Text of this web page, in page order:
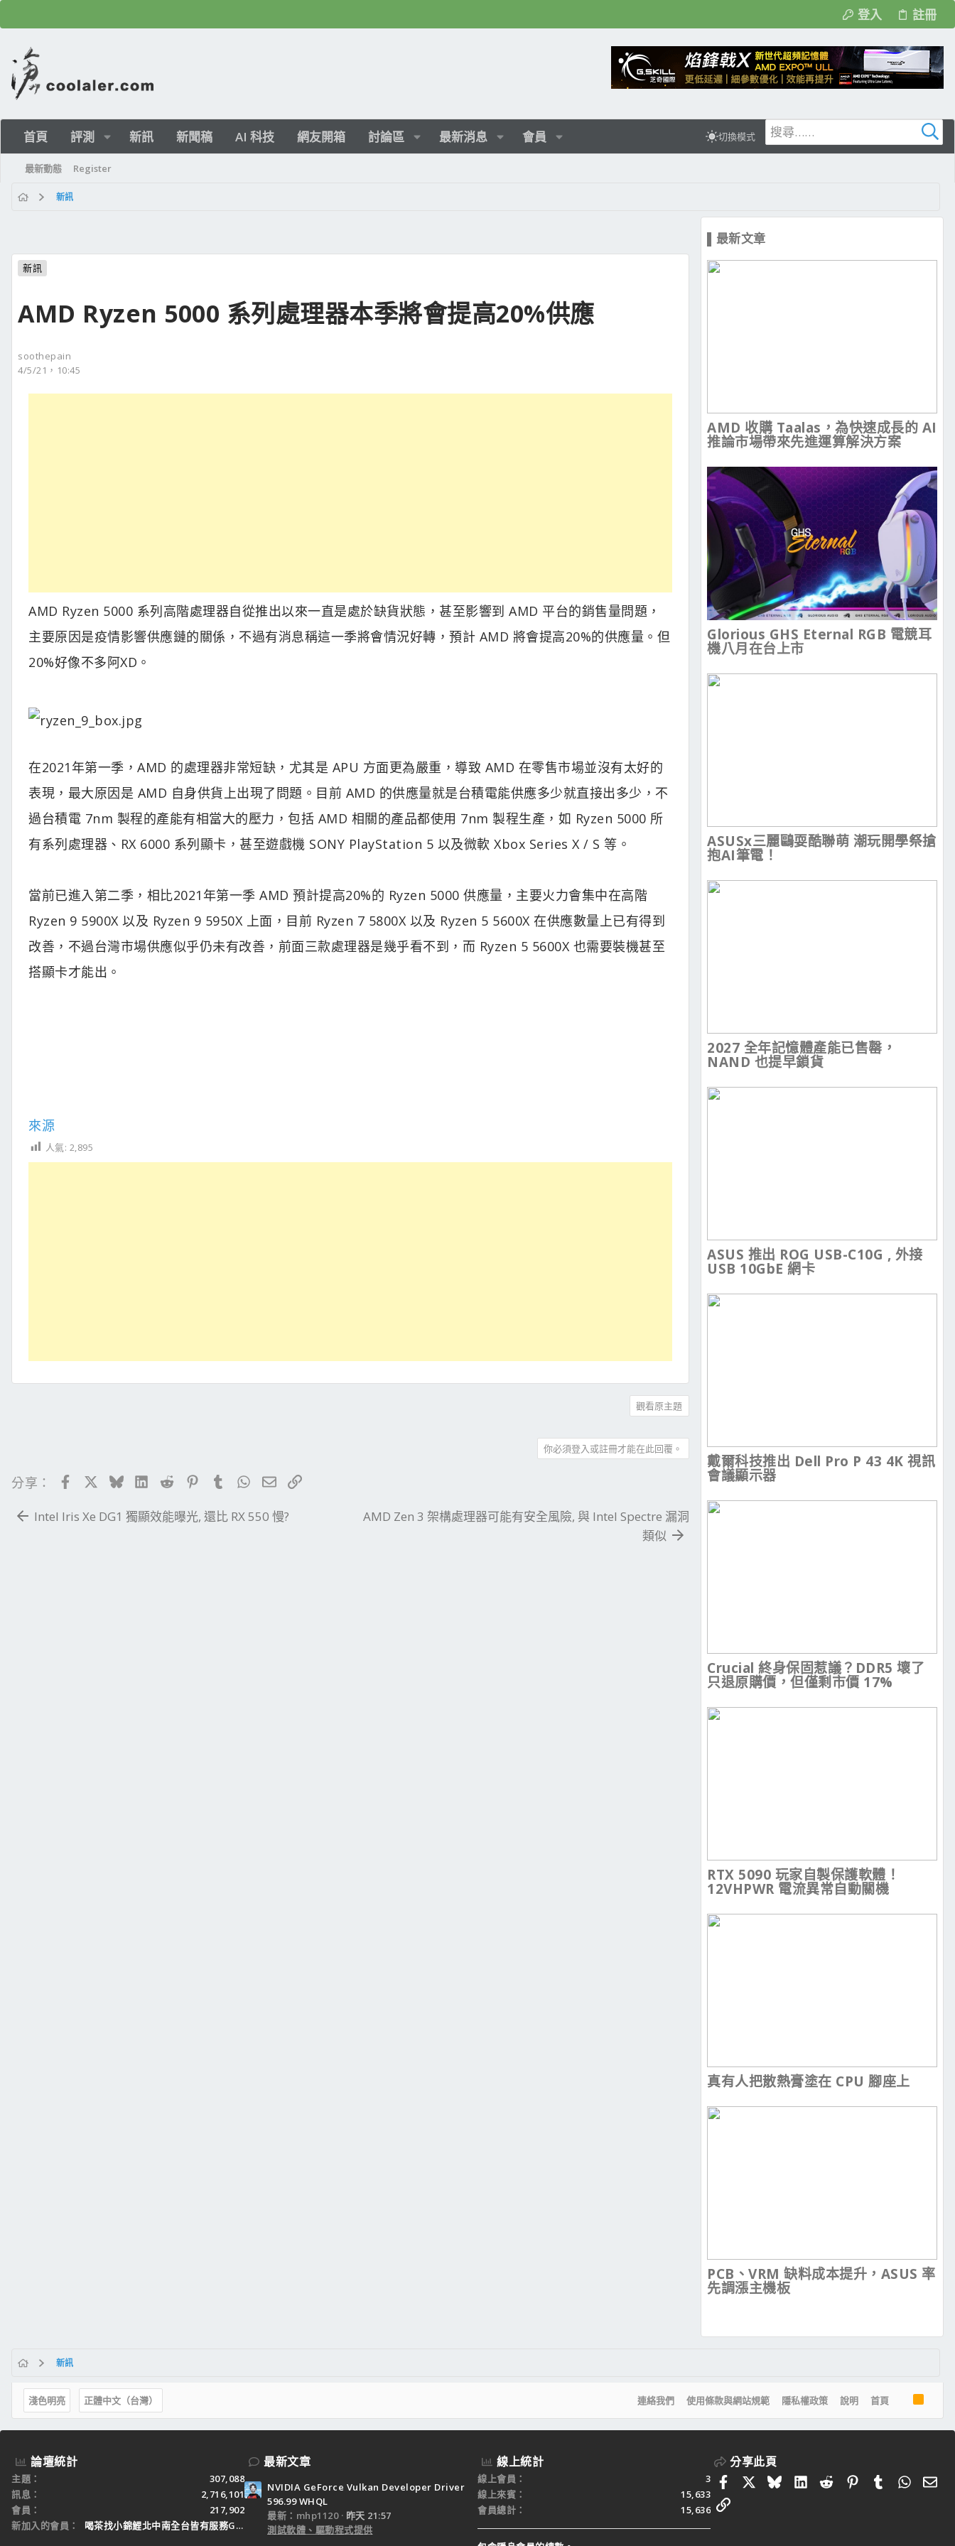
登入 註冊
首頁 評測 新訊 新聞稿 AI 科技 網友開箱 討論區 最新消息 會員 切換模式
最新動態 Register
新訊
新訊
AMD Ryzen 5000 系列處理器本季將會提高20%供應
soothepain
4/5/21，10:45
AMD Ryzen 5000 系列高階處理器自從推出以來一直是處於缺貨狀態，甚至影響到 AMD 平台的銷售量問題，
主要原因是疫情影響供應鏈的關係，不過有消息稱這一季將會情況好轉，預計 AMD 將會提高20%的供應量。但
20%好像不多阿XD。
在2021年第一季，AMD 的處理器非常短缺，尤其是 APU 方面更為嚴重，導致 AMD 在零售市場並沒有太好的
表現，最大原因是 AMD 自身供貨上出現了問題。目前 AMD 的供應量就是台積電能供應多少就直接出多少，不
過台積電 7nm 製程的產能有相當大的壓力，包括 AMD 相關的產品都使用 7nm 製程生產，如 Ryzen 5000 所
有系列處理器、RX 6000 系列顯卡，甚至遊戲機 SONY PlayStation 5 以及微軟 Xbox Series X / S 等。
當前已進入第二季，相比2021年第一季 AMD 預計提高20%的 Ryzen 5000 供應量，主要火力會集中在高階
Ryzen 9 5900X 以及 Ryzen 9 5950X 上面，目前 Ryzen 7 5800X 以及 Ryzen 5 5600X 在供應數量上已有得到
改善，不過台灣市場供應似乎仍未有改善，前面三款處理器是幾乎看不到，而 Ryzen 5 5600X 也需要裝機甚至
搭顯卡才能出。
來源
人氣: 2,895
觀看原主題
你必須登入或註冊才能在此回覆。
分享： FacebookBlueskyLinkedIn
RedditPinterestTumblrWhatsApp
電子郵件
連結
Intel Iris Xe DG1 獨顯效能曝光, 還比 RX 550 慢?
AMD Zen 3 架構處理器可能有安全風險, 與 Intel Spectre 漏洞
類似
▌最新文章
AMD 收購 Taalas，為快速成長的 AI
推論市場帶來先進運算解決方案
Glorious GHS Eternal RGB 電競耳
機八月在台上市
ASUSx三麗鷗耍酷聯萌 潮玩開學祭搶
抱AI筆電！
2027 全年記憶體產能已售罄，
NAND 也提早鎖貨
ASUS 推出 ROG USB-C10G , 外接
USB 10GbE 網卡
戴爾科技推出 Dell Pro P 43 4K 視訊
會議顯示器
Crucial 終身保固惹議？DDR5 壞了
只退原購價，但僅剩市價 17%
RTX 5090 玩家自製保護軟體！
12VHPWR 電流異常自動關機
真有人把散熱膏塗在 CPU 腳座上
PCB、VRM 缺料成本提升，ASUS 率
先調漲主機板
新訊
淺色明亮 正體中文（台灣） 連絡我們 使用條款與網站規範 隱私權政策 說明 首頁
S
論壇統計
主題
307,088
訊息
2,716,101
會員
217,902
新加入的會員
喝茶找小錦鯉北中南全台皆有服務Gleezy：tw3
最新文章
NVIDIA GeForce Vulkan Developer Driver
596.99 WHQL
最新：mhp1120
昨天 21:57
測試軟體、驅動程式提供
線上統計
線上會員
3
線上來賓
15,633
會員總計
15,636
分享此頁
FacebookBlueskyLinkedIn
RedditPinterestTumblr 電
連結